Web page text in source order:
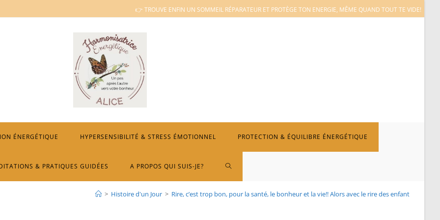
👉 TROUVE ENFIN UN SOMMEIL RÉPARATEUR ET PROTÈGE TON ENERGIE, MÊME QUAND TOUT TE VIDE!
ÉNERGÉTIQUE HYPERSENSIBILITÉ & STRESS ÉMOTIONNEL PROTECTION & ÉQUILIBRE ÉNERGÉTIQUE
& PRATIQUES GUIDÉES A PROPOS QUI SUIS-JE? TOGGLE
WEBSITE
> Histoire d'un Jour > Rire, c’est trop bon, pour la santé, le bonheur et la vie!! Alors avec le rire des enfants,